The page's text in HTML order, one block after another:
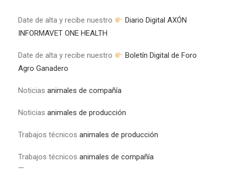
Date de alta y recibe nuestro
Diario Digital AXÓN
INFORMAVET ONE HEALTH
Date de alta y recibe nuestro
Boletín Digital de Foro
Agro Ganadero
Noticias animales de compañía
Noticias animales de producción
Trabajos técnicos animales de producción
Trabajos técnicos animales de compañía
—